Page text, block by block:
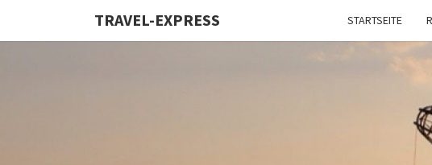
TRAVEL-EXPRESS STARTSEITE